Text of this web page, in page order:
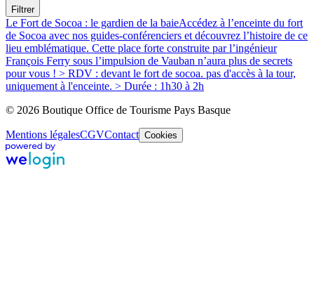
Filtrer
Le Fort de Socoa : le gardien de la baieAccédez à l’enceinte du fort
de Socoa avec nos guides-conférenciers et découvrez l’histoire de ce
lieu emblématique. Cette place forte construite par l’ingénieur
François Ferry sous l’impulsion de Vauban n’aura plus de secrets
pour vous ! > RDV : devant le fort de socoa. pas d'accès à la tour,
uniquement à l'enceinte. > Durée : 1h30 à 2h
© 2026 Boutique Office de Tourisme Pays Basque
Mentions légalesCGVContact Cookies